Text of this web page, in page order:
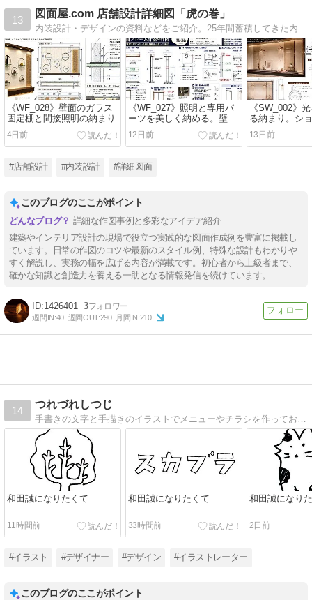
13
図面屋.com 店舗設計詳細図「虎の巻」
《WF_028》壁面のガラス
固定棚と間接照明の納まり
4日前
《WF_027》照明と専用パ
ーツを美しく納める。壁面
フレーム什器の作図
12日前
《SW_002》
る納まり。シ
を美しく見せ
13日前
#店舗設計 #内装設計 #詳細図面
このブログのここがポイント
詳細な作図事例と多彩なアイデア紹介
建築やインテリア設計の現場で役立つ実践的な図面作成例を豊富に掲載し
ています。日常の作図のコツや最新のスタイル例、特殊な設計もわかりや
すく解説し、実務の幅を広げる内容が満載です。初心者から上級者まで、
確かな知識と創造力を養える一助となる情報発信を続けています。
1426401 3
週間IN:40 週間OUT:290 月間IN:210
14
つれづれしつじ
手書きの文字と手描きのイラストでメニューやチラシを作っております！詳しくは「綿羊亭」で検索くださいませー！
和田誠になりたくて
11時間前
和田誠になりたくて
33時間前
和田誠になり
2日前
#イラスト #デザイナー #デザイン #イラストレーター
このブログのここがポイント